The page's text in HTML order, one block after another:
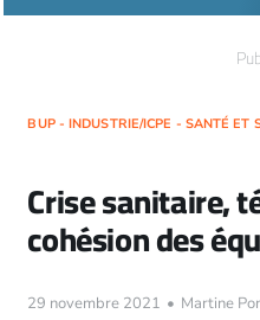
BUP - INDUSTRIE/ICPE - SANTÉ ET
Crise sanitaire,
cohésion des
29 novembre 2021 • Martine